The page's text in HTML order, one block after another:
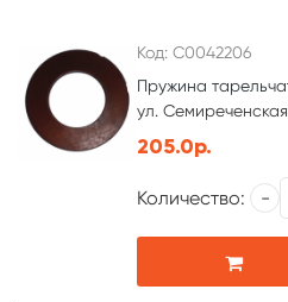
Код: С0042206
Пружина
ул.
205.0р.
Количество: